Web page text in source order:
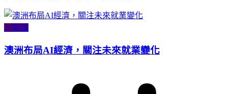
小智識
澳洲布局AI經濟，關注未來就業變化